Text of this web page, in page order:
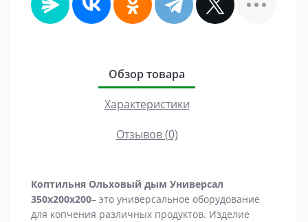
Обзор товара
Характеристики
Отзывов (0)
Коптильня Ольховый дым Универсал
350х200х200– это универсальное оборудование
для копчения различных продуктов. Изделие